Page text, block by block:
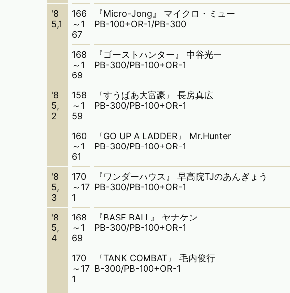
'8
5,1
166
～1
67
『Micro-Jong』 マイクロ・ミュー
PB-100+OR-1/PB-300
168
～1
69
『ゴーストハンター』 中谷光一
PB-300/PB-100+OR-1
'8
5,
2
158
～1
59
『すうぱあ大富豪』 長房真広
PB-300/PB-100+OR-1
160
～1
61
『GO UP A LADDER』 Mr.Hunter
PB-300/PB-100+OR-1
'8
5,
3
170
～17
1
『ワンダーハウス』 早高院TJのあんぎょう
PB-300/PB-100+OR-1
'8
5,
4
168
～1
69
『BASE BALL』 ヤナケン
PB-300/PB-100+OR-1
170
～17
1
『TANK COMBAT』 毛内俊行
B-300/PB-100+OR-1